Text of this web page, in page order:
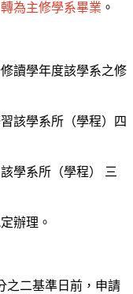
為主修學系畢業 。
讀學年度該學系之修
該學系所（學程）四
學系所（學程） 三
辦理。
之二基準日前，申請